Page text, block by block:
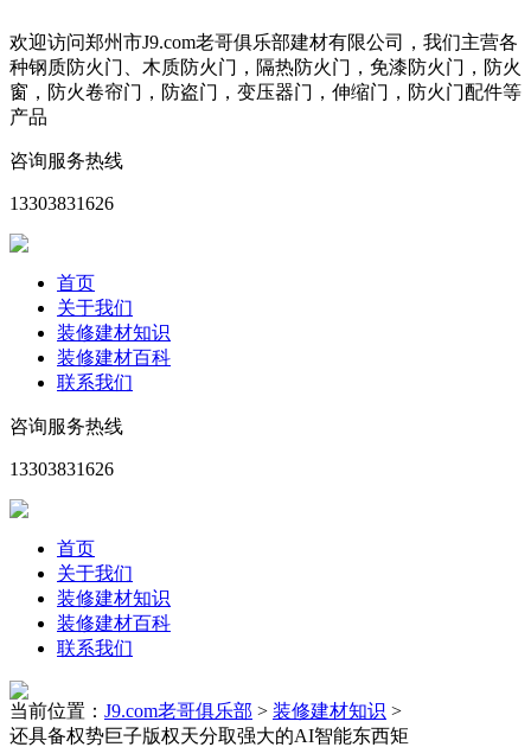
欢迎访问郑州市J9.com老哥俱乐部建材有限公司，我们主营各
种钢质防火门、木质防火门，隔热防火门，免漆防火门，防火
窗，防火卷帘门，防盗门，变压器门，伸缩门，防火门配件等
产品
咨询服务热线
13303831626
首页
关于我们
装修建材知识
装修建材百科
联系我们
咨询服务热线
13303831626
首页
关于我们
装修建材知识
装修建材百科
联系我们
当前位置： J9.com老哥俱乐部 > 装修建材知识 >
还具备权势巨子版权天分取强大的AI智能东西矩